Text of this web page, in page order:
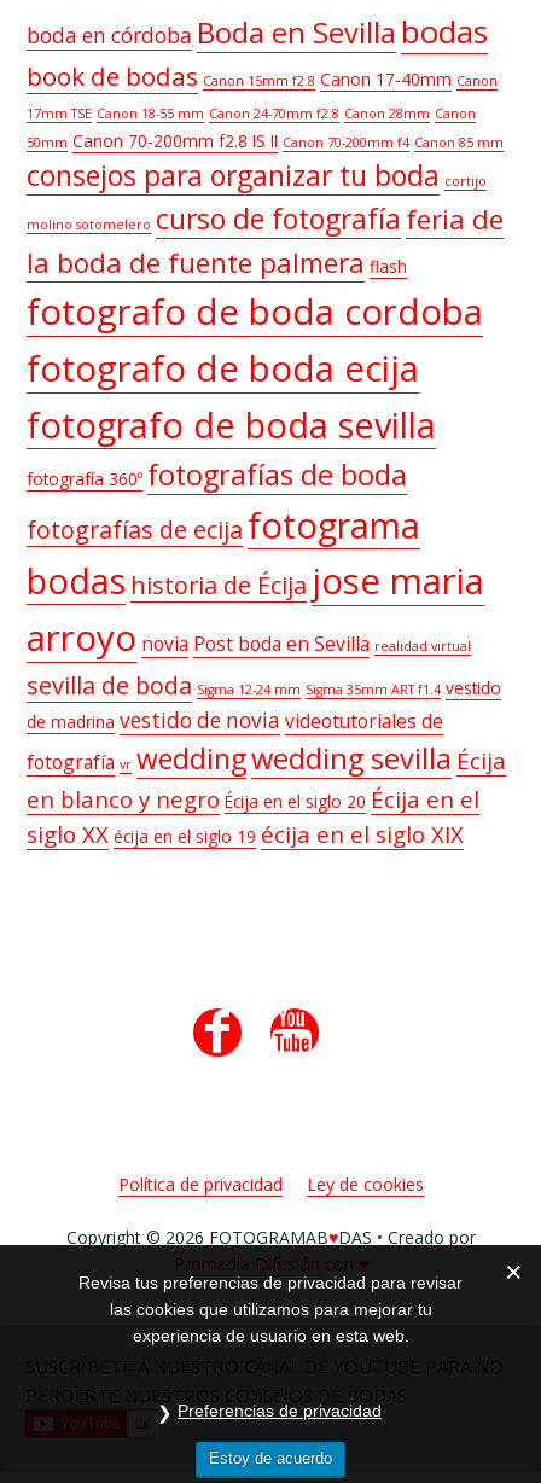
boda en córdoba Boda en Sevilla bodas
book de bodas Canon 15mm f2.8 Canon 17-40mm Canon
17mm TSE Canon 18-55 mm Canon 24-70mm f2.8 Canon 28mm Canon
50mm Canon 70-200mm f2.8 IS II Canon 70-200mm f4 Canon 85 mm
consejos para organizar tu boda cortijo
molino sotomelero curso de fotografía feria de
la boda de fuente palmera flash
fotografo de boda cordoba
fotografo de boda ecija
fotografo de boda sevilla
fotografía 360º fotografías de boda
fotografías de ecija fotograma
bodas historia de Écija jose maria
arroyo novia Post boda en Sevilla realidad virtual
sevilla de boda Sigma 12-24 mm Sigma 35mm ART f1.4 vestido
de madrina vestido de novia videotutoriales de
fotografía vr weddingwedding sevilla Écija
en blanco y negro Écija en el siglo 20 Écija en el
siglo XX écija en el siglo 19 écija en el siglo XIX
 
Política de privacidad Ley de cookies
Copyright © 2026 FOTOGRAMAB♥DAS • Creado por
Promedia Difusión con ♥
Revisa tus preferencias de privacidad para revisar
las cookies que utilizamos para mejorar tu
experiencia de usuario en esta web.
Preferencias de privacidad
Estoy de acuerdo